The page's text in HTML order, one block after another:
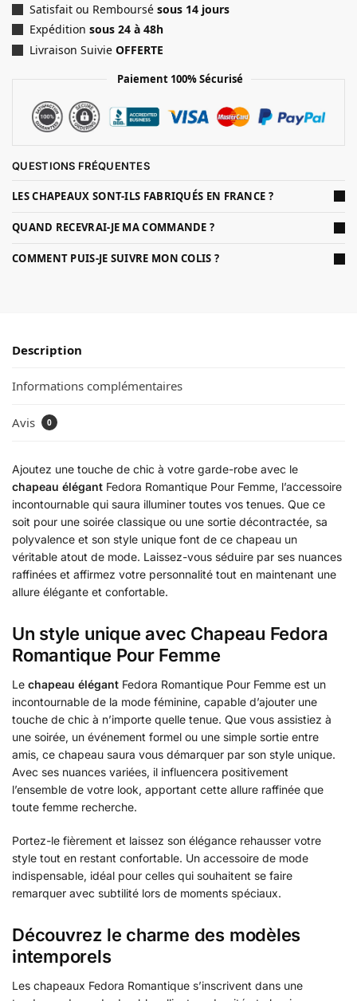
Satisfait ou Remboursé sous 14 jours
Expédition sous 24 à 48h
Livraison Suivie OFFERTE
Paiement 100% Sécurisé
QUESTIONS FRÉQUENTES
LES CHAPEAUX SONT-ILS FABRIQUÉS EN FRANCE ?
QUAND RECEVRAI-JE MA COMMANDE ?
COMMENT PUIS-JE SUIVRE MON COLIS ?
Description
Informations complémentaires
Avis 0
Ajoutez une touche de chic à votre garde-robe avec le
chapeau élégant Fedora Romantique Pour Femme, l’accessoire
incontournable qui saura illuminer toutes vos tenues. Que ce
soit pour une soirée classique ou une sortie décontractée, sa
polyvalence et son style unique font de ce chapeau un
véritable atout de mode. Laissez-vous séduire par ses nuances
raffinées et affirmez votre personnalité tout en maintenant une
allure élégante et confortable.
Un style unique avec Chapeau Fedora
Romantique Pour Femme
Le chapeau élégant Fedora Romantique Pour Femme est un
incontournable de la mode féminine, capable d’ajouter une
touche de chic à n’importe quelle tenue. Que vous assistiez à
une soirée, un événement formel ou une simple sortie entre
amis, ce chapeau saura vous démarquer par son style unique.
Avec ses nuances variées, il influencera positivement
l’ensemble de votre look, apportant cette allure raffinée que
toute femme recherche.
Portez-le fièrement et laissez son élégance rehausser votre
style tout en restant confortable. Un accessoire de mode
indispensable, idéal pour celles qui souhaitent se faire
remarquer avec subtilité lors de moments spéciaux.
Découvrez le charme des modèles
intemporels
Les chapeaux Fedora Romantique s’inscrivent dans une